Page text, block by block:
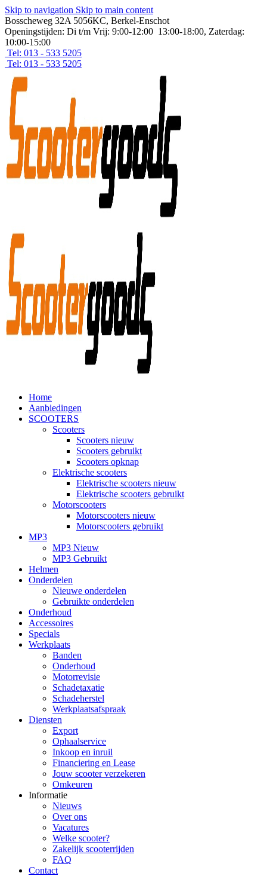
Skip to navigation Skip to main content
Bosscheweg 32A 5056KC, Berkel-Enschot
Openingstijden: Di t/m Vrij: 9:00-12:00 13:00-18:00, Zaterdag:
10:00-15:00
Tel: 013 - 533 5205
Tel: 013 - 533 5205
Home
Aanbiedingen
SCOOTERS
Scooters
Scooters nieuw
Scooters gebruikt
Scooters opknap
Elektrische scooters
Elektrische scooters nieuw
Elektrische scooters gebruikt
Motorscooters
Motorscooters nieuw
Motorscooters gebruikt
MP3
MP3 Nieuw
MP3 Gebruikt
Helmen
Onderdelen
Nieuwe onderdelen
Gebruikte onderdelen
Onderhoud
Accessoires
Specials
Werkplaats
Banden
Onderhoud
Motorrevisie
Schadetaxatie
Schadeherstel
Werkplaatsafspraak
Diensten
Export
Ophaalservice
Inkoop en inruil
Financiering en Lease
Jouw scooter verzekeren
Omkeuren
Informatie
Nieuws
Over ons
Vacatures
Welke scooter?
Zakelijk scooterrijden
FAQ
Contact